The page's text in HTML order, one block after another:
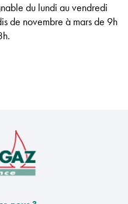
du lundi au vendredi
de novembre à mars de 9h
.